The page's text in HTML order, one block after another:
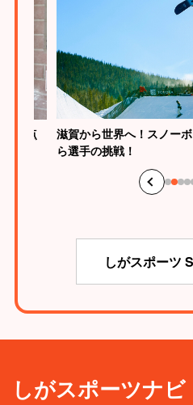
原点
滋賀から世界へ！スノー
ら選手の挑戦！
しがスポーツ
しがスポーツナビ